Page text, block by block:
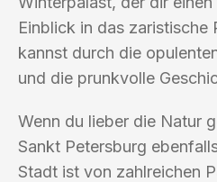
Einblick in das zaristische
kannst durch die
und die prunkvolle
Wenn du lieber die Natur
Sankt Petersburg
Stadt ist von zahlreichen